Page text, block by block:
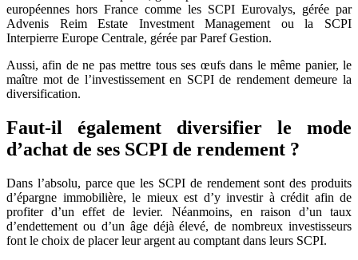
européennes hors France comme les SCPI Eurovalys, gérée par
Advenis Reim Estate Investment Management ou la SCPI
Interpierre Europe Centrale, gérée par Paref Gestion.
Aussi, afin de ne pas mettre tous ses œufs dans le même panier, le
maître mot de l’investissement en SCPI de rendement demeure la
diversification.
Faut-il également diversifier le mode
d’achat de ses SCPI de rendement ?
Dans l’absolu, parce que les SCPI de rendement sont des produits
d’épargne immobilière, le mieux est d’y investir à crédit afin de
profiter d’un effet de levier. Néanmoins, en raison d’un taux
d’endettement ou d’un âge déjà élevé, de nombreux investisseurs
font le choix de placer leur argent au comptant dans leurs SCPI.